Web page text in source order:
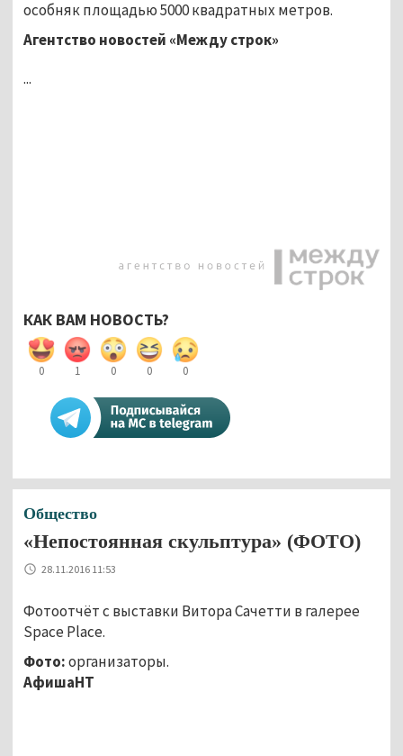
особняк площадью 5000 квадратных метров.
Агентство новостей «Между строк»
...
КАК ВАМ НОВОСТЬ?
0 1 0 0 0
Общество
«Непостоянная скульптура» (ФОТО)
28.11.2016 11:53
Фотоотчёт с выставки Витора Сачетти в галерее
Space Place.
Фото:организаторы.
АфишаНТ